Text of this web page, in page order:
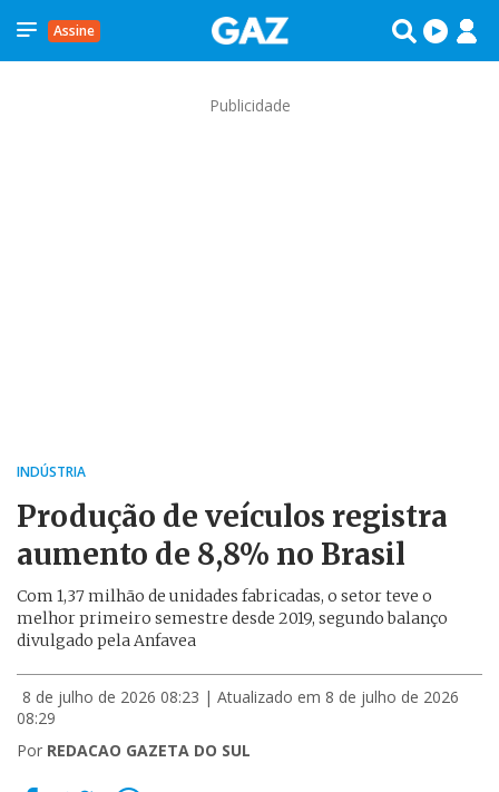
Assine
Publicidade
INDÚSTRIA
Produção de veículos registra
aumento de 8,8% no Brasil
Com 1,37 milhão de unidades fabricadas, o setor teve o
melhor primeiro semestre desde 2019, segundo balanço
divulgado pela Anfavea
8 de julho de 2026 08:23 | Atualizado em 8 de julho de 2026
08:29
Por REDACAO GAZETA DO SUL